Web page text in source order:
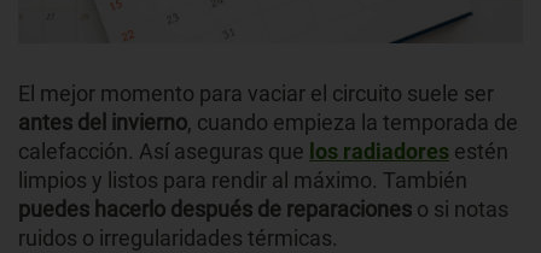
El mejor momento para vaciar el circuito suele ser
antes del invierno, cuando empieza la temporada de
calefacción. Así aseguras que los radiadores estén
limpios y listos para rendir al máximo. También
puedes hacerlo después de reparaciones o si notas
ruidos o irregularidades térmicas.